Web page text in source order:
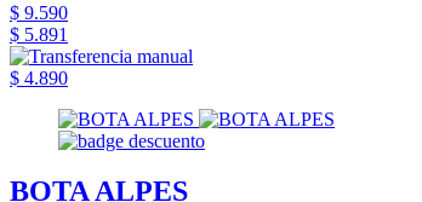
$ 9.590
$ 5.891
$ 4.890
BOTA ALPES